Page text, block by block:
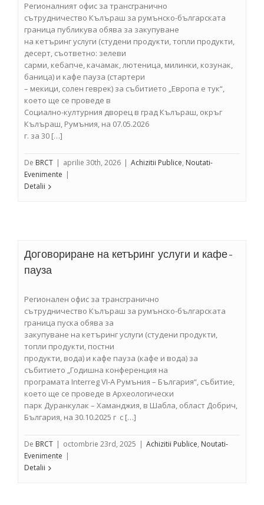
Регионалният офис за трансгранично
сътрудничество Кълъраш за румънско-българската
граница публикува обява за закупуване
на кетъринг услуги (студени продукти, топли продукти,
десерт, съответно: зелеви
сарми, кебапче, качамак, лютеница, милинки, козунак,
баница) и кафе пауза (стартери
– мекици, солен геврек) за събитието „Европа е тук“,
което ще се проведе в
Социално-културния дворец в град Кълъраш, окръг
Кълъраш, Румъния, на 07.05.2026
г. за 30 […]
De BRCT | aprilie 30th, 2026 | Achizitii Publice, Noutati-
Evenimente |
Detalii
Договориране на кетъринг услуги и кафе-
пауза
Регионален офис за трансгранично
сътрудничество Кълъраш за румънско-българската
граница пуска обява за
закупуване на кетъринг услуги (студени продукти,
топли продукти, постни
продукти, вода) и кафе пауза (кафе и вода) за
събитието „Годишна конференция на
програмата Interreg VI-A Румъния – България“, събитие,
което ще се проведе в Археологически
парк Дуранкулак – Хаманджия, в Шабла, област Добрич,
България, на 30.10.2025 г с […]
De BRCT | octombrie 23rd, 2025 | Achizitii Publice, Noutati-
Evenimente |
Detalii